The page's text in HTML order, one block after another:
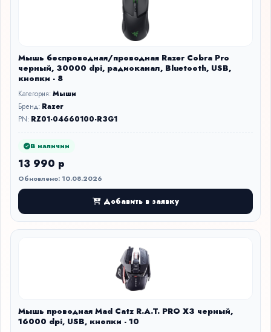
Мышь беспроводная/проводная Razer Cobra Pro
черный, 30000 dpi, радиоканал, Bluetooth, USB,
кнопки - 8
Категория:Мыши
Бренд: Razer
PN: RZ01-04660100-R3G1
В наличии
13 990 р
Обновлено: 10.08.2026
Добавить в заявку
Мышь проводная Mad Catz R.A.T. PRO X3 черный,
16000 dpi, USB, кнопки - 10